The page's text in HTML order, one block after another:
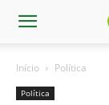
Início Política
Política